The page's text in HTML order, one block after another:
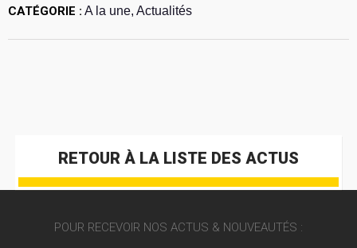
CATÉGORIE : A la une, Actualités
RETOUR À LA LISTE DES ACTUS
POUR RECEVOIR NOS ACTUS & NOUVEAUTÉS :